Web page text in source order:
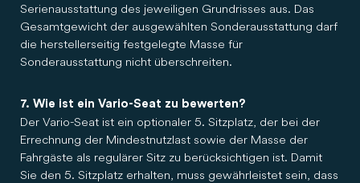
Serienausstattung des jeweiligen Grundrisses aus. Das
Gesamtgewicht der ausgewählten Sonderausstattung darf
die herstellerseitig festgelegte Masse für
Sonderausstattung nicht überschreiten.
7. Wie ist ein Vario-Seat zu bewerten?
Der Vario-Seat ist ein optionaler 5. Sitzplatz, der bei der
Errechnung der Mindestnutzlast sowie der Masse der
Fahrgäste als regulärer Sitz zu berücksichtigen ist. Damit
Sie den 5. Sitzplatz erhalten, muss gewährleistet sein, dass